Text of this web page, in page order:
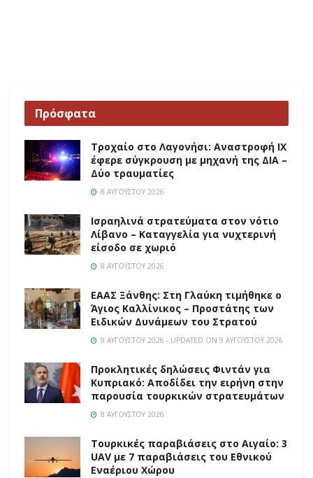
Πρόσφατα
Τροχαίο στο Λαγονήσι: Αναστροφή ΙΧ
έφερε σύγκρουση με μηχανή της ΔΙΑ –
Δύο τραυματίες
8 ΑΥΓΟΎΣΤΟΥ 2026
Ισραηλινά στρατεύματα στον νότιο
Λίβανο – Καταγγελία για νυχτερινή
είσοδο σε χωριό
8 ΑΥΓΟΎΣΤΟΥ 2026
EAAΣ Ξάνθης: Στη Γλαύκη τιμήθηκε ο
Άγιος Καλλίνικος – Προστάτης των
Ειδικών Δυνάμεων του Στρατού
8 ΑΥΓΟΎΣΤΟΥ 2026 - UPDATED ON 9 ΑΥΓΟΎΣΤΟΥ 2026
Προκλητικές δηλώσεις Φιντάν για
Κυπριακό: Αποδίδει την ειρήνη στην
παρουσία τουρκικών στρατευμάτων
8 ΑΥΓΟΎΣΤΟΥ 2026
Τουρκικές παραβιάσεις στο Αιγαίο: 3
UAV με 7 παραβιάσεις του Εθνικού
Εναέριου Χώρου